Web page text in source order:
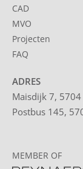
CAD
MVO
Projecten
FAQ
ADRES
Maisdijk 7,
Postbus 145,
MEMBER OF